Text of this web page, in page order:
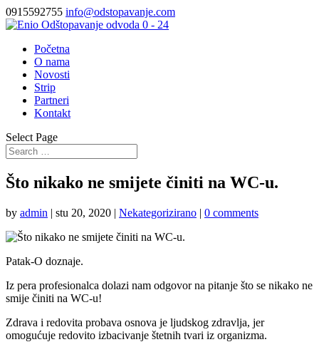
0915592755 info@odstopavanje.com
Početna
O nama
Novosti
Strip
Partneri
Kontakt
Select Page
Što nikako ne smijete činiti na WC-u.
by admin | stu 20, 2020 | Nekategorizirano | 0 comments
Patak-O doznaje.
Iz pera profesionalca dolazi nam odgovor na pitanje što se nikako ne
smije činiti na WC-u!
Zdrava i redovita probava osnova je ljudskog zdravlja, jer
omogućuje redovito izbacivanje štetnih tvari iz organizma.